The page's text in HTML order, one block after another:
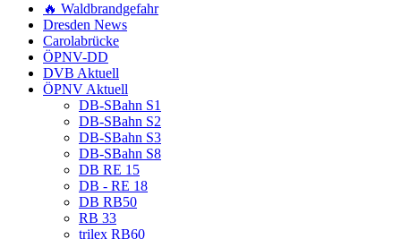
🔥 Waldbrandgefahr
Dresden News
Carolabrücke
ÖPNV-DD
DVB Aktuell
ÖPNV Aktuell
DB-SBahn S1
DB-SBahn S2
DB-SBahn S3
DB-SBahn S8
DB RE 15
DB - RE 18
DB RB50
RB 33
trilex RB60